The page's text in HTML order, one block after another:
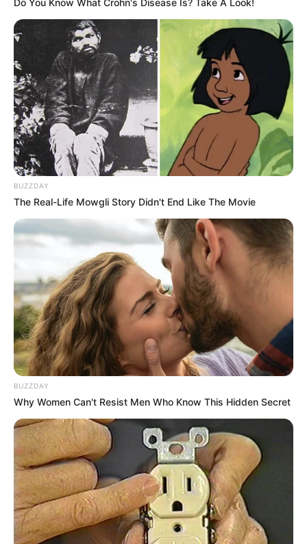
ΔΗΜΟΦΙΛΗ ΑΡΘΡΑ
BUZZDAY
The Real-Life Mowgli Story Didn't End Like The Movie
BUZZDAY
Why Women Can't Resist Men Who Know This Hidden Secret